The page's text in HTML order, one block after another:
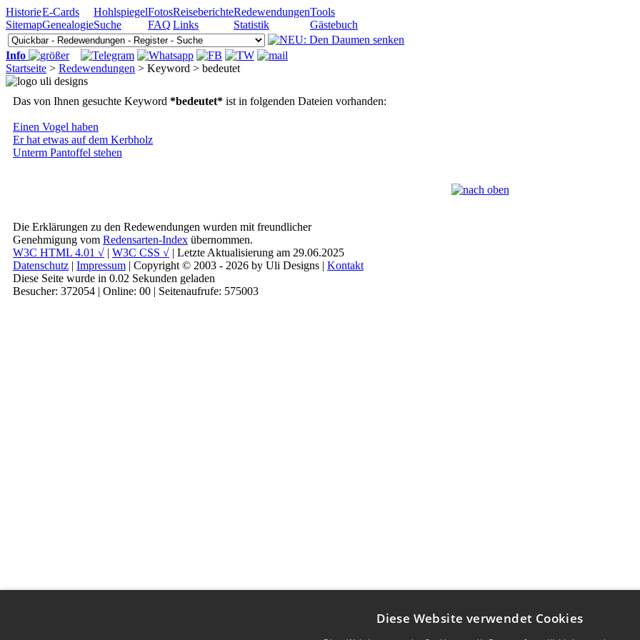
HistorieE-Cards HohlspiegelFotosReiseberichteRedewendungenTools
SitemapGenealogieSuche FAQ Links Statistik Gästebuch
Info
Startseite > Redewendungen > Keyword > bedeutet
Das von Ihnen gesuchte Keyword *bedeutet* ist in folgenden Dateien vorhanden:
Einen Vogel haben
Er hat etwas auf dem Kerbholz
Unterm Pantoffel stehen
Die Erklärungen zu den Redewendungen wurden mit freundlicher
Genehmigung vom Redensarten-Index übernommen.
W3C HTML 4.01 √ | W3C CSS √ | Letzte Aktualisierung am 29.06.2025
Datenschutz | Impressum | Copyright © 2003 - 2026 by Uli Designs | Kontakt
Diese Seite wurde in 0.02 Sekunden geladen
Besucher: 372054 | Online: 00 | Seitenaufrufe: 575003
Diese Website verwendet Cookies